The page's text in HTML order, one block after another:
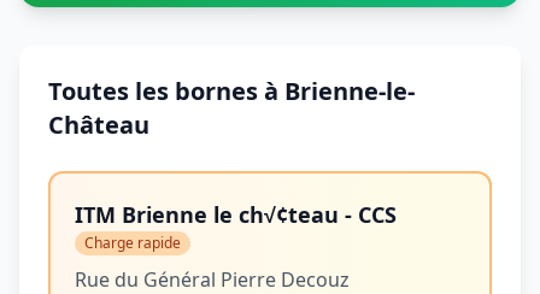
Toutes les bornes à Brienne-le-
Château
ITM Brienne le ch√¢teau - CCS
Charge rapide
Rue du Général Pierre Decouz